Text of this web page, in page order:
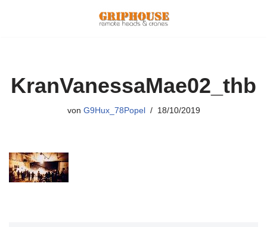
KranVanessaMae02_thb
von G9Hux_78Popel 18/10/2019